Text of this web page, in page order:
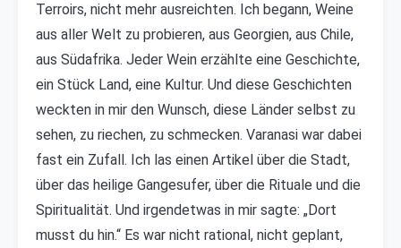
Terroirs, nicht mehr ausreichten. Ich begann, Weine
aus aller Welt zu probieren, aus Georgien, aus Chile,
aus Südafrika. Jeder Wein erzählte eine Geschichte,
ein Stück Land, eine Kultur. Und diese Geschichten
weckten in mir den Wunsch, diese Länder selbst zu
sehen, zu riechen, zu schmecken. Varanasi war dabei
fast ein Zufall. Ich las einen Artikel über die Stadt,
über das heilige Gangesufer, über die Rituale und die
Spiritualität. Und irgendetwas in mir sagte: „Dort
musst du hin.“ Es war nicht rational, nicht geplant,